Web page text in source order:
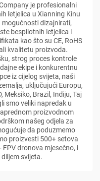
je profesionalni
letjelica u Xianning Kinu
mogućnosti dizajnirati,
bespilotnih letjelica i
kao što su CE, RoHS
kvalitetu proizvoda.
strog proces kontrole
ekipe i konkurentnu
iz cijelog svijeta, naši
uključujući Europu,
Meksiko, Brazil, Indiju, Taj
smo veliki napredak u
proizvodnom
našeg odjela za
da poduzmemo
proizvesti 500+ setova
dronova mjesečno, i
svijeta.